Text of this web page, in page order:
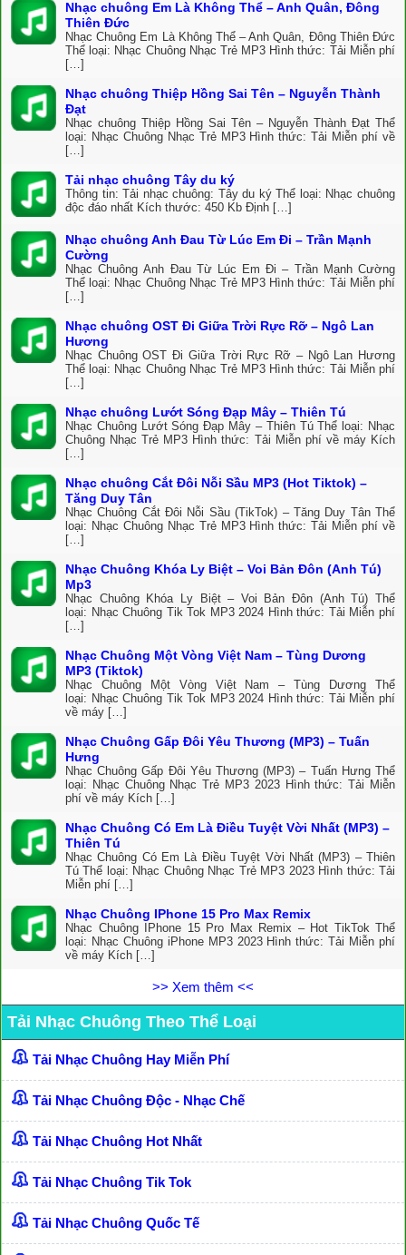
Nhạc chuông Em Là Không Thể – Anh Quân, Đông
Thiên Đức
Nhạc Chuông Em Là Không Thể – Anh Quân, Đông Thiên Đức
Thể loại: Nhạc Chuông Nhạc Trẻ MP3 Hình thức: Tải Miễn phí
[…]
Nhạc chuông Thiệp Hồng Sai Tên – Nguyễn Thành
Đạt
Nhạc chuông Thiệp Hồng Sai Tên – Nguyễn Thành Đạt Thể
loại: Nhạc Chuông Nhạc Trẻ MP3 Hình thức: Tải Miễn phí về
[…]
Tải nhạc chuông Tây du ký
Thông tin: Tải nhạc chuông: Tây du ký Thể loại: Nhạc chuông
độc đáo nhất Kích thước: 450 Kb Định […]
Nhạc chuông Anh Đau Từ Lúc Em Đi – Trần Mạnh
Cường
Nhạc Chuông Anh Đau Từ Lúc Em Đi – Trần Mạnh Cường
Thể loại: Nhạc Chuông Nhạc Trẻ MP3 Hình thức: Tải Miễn phí
[…]
Nhạc chuông OST Đi Giữa Trời Rực Rỡ – Ngô Lan
Hương
Nhạc Chuông OST Đi Giữa Trời Rực Rỡ – Ngô Lan Hương
Thể loại: Nhạc Chuông Nhạc Trẻ MP3 Hình thức: Tải Miễn phí
[…]
Nhạc chuông Lướt Sóng Đạp Mây – Thiên Tú
Nhạc Chuông Lướt Sóng Đạp Mây – Thiên Tú Thể loại: Nhạc
Chuông Nhạc Trẻ MP3 Hình thức: Tải Miễn phí về máy Kích
[…]
Nhạc chuông Cắt Đôi Nỗi Sầu MP3 (Hot Tiktok) –
Tăng Duy Tân
Nhạc Chuông Cắt Đôi Nỗi Sầu (TikTok) – Tăng Duy Tân Thể
loại: Nhạc Chuông Nhạc Trẻ MP3 Hình thức: Tải Miễn phí về
[…]
Nhạc Chuông Khóa Ly Biệt – Voi Bản Đôn (Anh Tú)
Mp3
Nhạc Chuông Khóa Ly Biệt – Voi Bản Đôn (Anh Tú) Thể
loại: Nhạc Chuông Tik Tok MP3 2024 Hình thức: Tải Miễn phí
[…]
Nhạc Chuông Một Vòng Việt Nam – Tùng Dương
MP3 (Tiktok)
Nhạc Chuông Một Vòng Việt Nam – Tùng Dương Thể
loại: Nhạc Chuông Tik Tok MP3 2024 Hình thức: Tải Miễn phí
về máy […]
Nhạc Chuông Gấp Đôi Yêu Thương (MP3) – Tuấn
Hưng
Nhạc Chuông Gấp Đôi Yêu Thương (MP3) – Tuấn Hưng Thể
loại: Nhạc Chuông Nhạc Trẻ MP3 2023 Hình thức: Tải Miễn
phí về máy Kích […]
Nhạc Chuông Có Em Là Điều Tuyệt Vời Nhất (MP3) –
Thiên Tú
Nhạc Chuông Có Em Là Điều Tuyệt Vời Nhất (MP3) – Thiên
Tú Thể loại: Nhạc Chuông Nhạc Trẻ MP3 2023 Hình thức: Tải
Miễn phí […]
Nhạc Chuông IPhone 15 Pro Max Remix
Nhạc Chuông IPhone 15 Pro Max Remix – Hot TikTok Thể
loại: Nhạc Chuông iPhone MP3 2023 Hình thức: Tải Miễn phí
về máy Kích […]
>> Xem thêm <<
Tải Nhạc Chuông Theo Thể Loại
Tải Nhạc Chuông Hay Miễn Phí
Tải Nhạc Chuông Độc - Nhạc Chế
Tải Nhạc Chuông Hot Nhất
Tải Nhạc Chuông Tik Tok
Tải Nhạc Chuông Quốc Tế